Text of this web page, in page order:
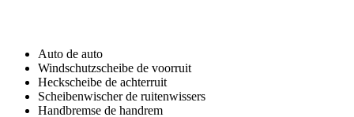
Auto de auto
Windschutzscheibe de voorruit
Heckscheibe de achterruit
Scheibenwischerde ruitenwissers
Handbremse de handrem